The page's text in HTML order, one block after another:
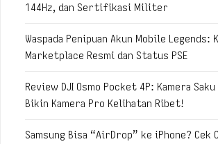
144Hz, dan Sertifikasi Militer
Waspada Penipuan Akun Mobile Legends:
Marketplace Resmi dan Status PSE
Review DJI Osmo Pocket 4P: Kamera Saku
Bikin Kamera Pro Kelihatan Ribet!
Samsung Bisa “AirDrop” ke iPhone? Cek